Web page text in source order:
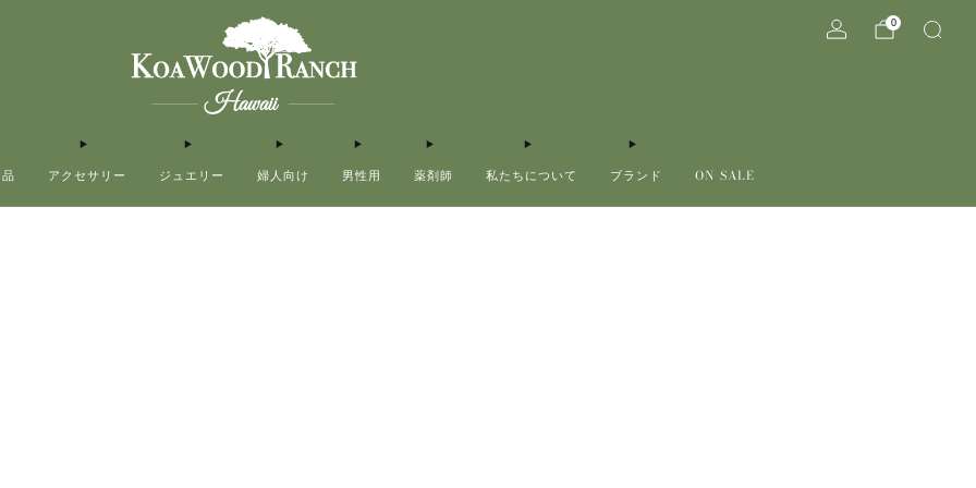
アクセサリー ジュエリー 婦人向け 男性用 薬剤師 私たちについて ブランド ON SALE
0